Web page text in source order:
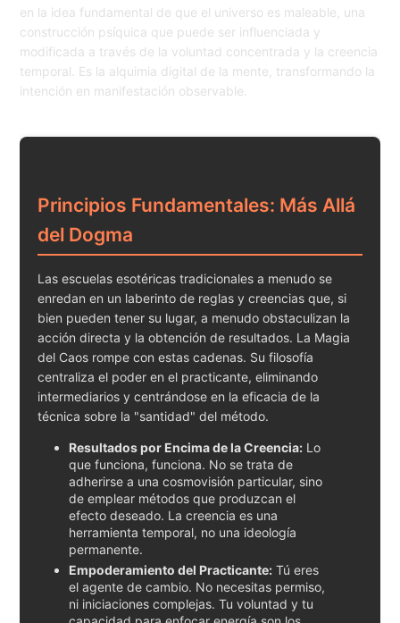
en la idea fundamental de que el universo es maleable, una
construcción psíquica que puede ser influenciada y
modificada a través de la voluntad concentrada y la creencia
temporal. Es la alquimia digital de la mente, transformando la
intención en manifestación observable.
Principios Fundamentales: Más Allá
del Dogma
Las escuelas esotéricas tradicionales a menudo se
enredan en un laberinto de reglas y creencias que, si
bien pueden tener su lugar, a menudo obstaculizan la
acción directa y la obtención de resultados. La Magia
del Caos rompe con estas cadenas. Su filosofía
centraliza el poder en el practicante, eliminando
intermediarios y centrándose en la eficacia de la
técnica sobre la "santidad" del método.
Resultados por Encima de la Creencia: Lo
que funciona, funciona. No se trata de
adherirse a una cosmovisión particular, sino
de emplear métodos que produzcan el
efecto deseado. La creencia es una
herramienta temporal, no una ideología
permanente.
Empoderamiento del Practicante: Tú eres
el agente de cambio. No necesitas permiso,
ni iniciaciones complejas. Tu voluntad y tu